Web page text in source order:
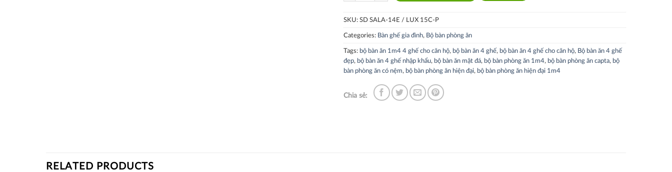
SKU: SD SALA-14E / LUX 15C-P
Categories: Bàn ghế gia đình, Bộ bàn phòng ăn
Tags: bộ bàn ăn 1m4 4 ghế cho căn hộ, bộ bàn ăn 4 ghế, bộ bàn ăn 4 ghế cho căn hộ, Bộ bàn ăn 4 ghế
đẹp, bộ bàn ăn 4 ghế nhập khẩu, bộ bàn ăn mặt đá, bộ bàn phòng ăn 1m4, bộ bàn phòng ăn capta, bộ
bàn phòng ăn có nệm, bộ bàn phòng ăn hiện đại, bộ bàn phòng ăn hiện đại 1m4
Chia sẻ:
RELATED PRODUCTS